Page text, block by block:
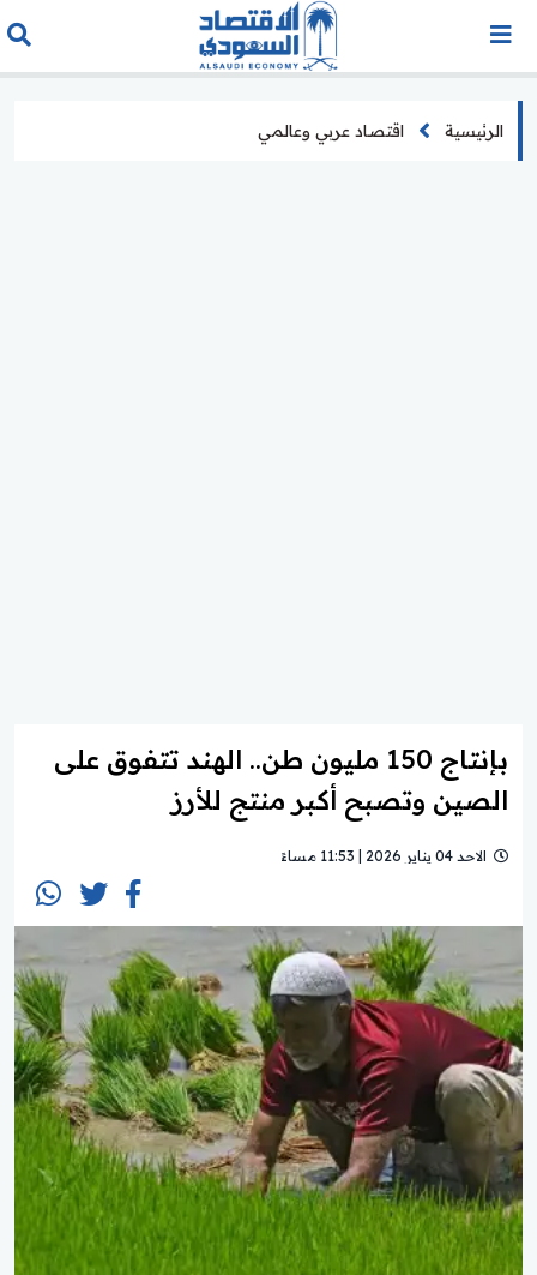
الرئيسية اقتصاد عربي وعالمي
بإنتاج 150 مليون طن.. الهند تتفوق على
الصين وتصبح أكبر منتج للأرز
الاحد 04 يناير 2026 | 11:53 مساءً